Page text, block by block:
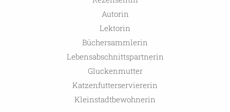
Autorin
Lektorin
Büchersammlerin
Lebensabschnittspartnerin
Gluckenmutter
Katzenfutterserviererin
Kleinstadtbewohnerin